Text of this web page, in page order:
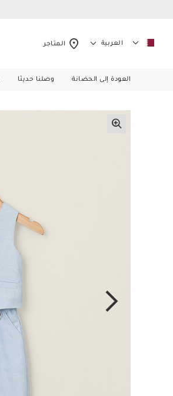
العربية المتاجر
العودة إلى الحضانة وصلنا حديثا